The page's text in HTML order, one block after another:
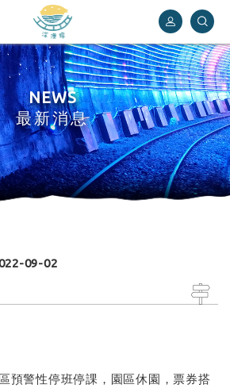
深澳鐵道自行車
NEWS
最新消息
09-02
預警性停班停課，園區休園，票券搭